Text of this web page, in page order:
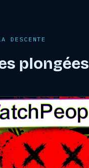
DESCENTE
plongées